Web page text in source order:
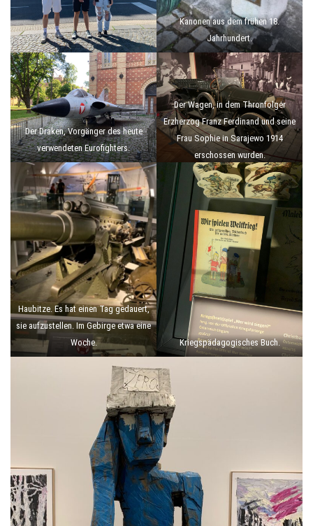
Kanonen aus dem frühen 18.
Jahrhundert.
Der Draken, Vorgänger des heute
verwendeten Eurofighters.
Der Wagen, in dem Thronfolger
Erzherzog Franz Ferdinand und seine
Frau Sophie in Sarajewo 1914
erschossen wurden.
Haubitze. Es hat einen Tag gedauert,
sie aufzustellen. Im Gebirge etwa eine
Woche.
Kriegspädagogisches Buch.